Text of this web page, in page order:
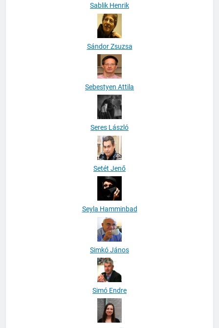
Sablik Henrik
Sándor Zsuzsa
Sebestyen Attila
Seres László
Setét Jenő
Seyla Hamminbad
Simkó János
Simó Endre